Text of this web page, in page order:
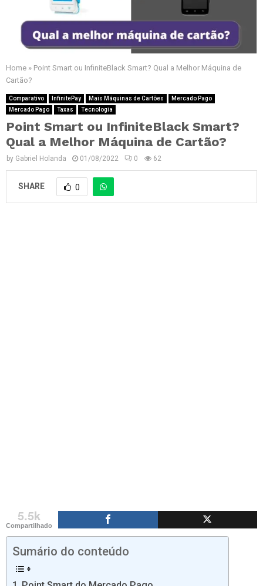
Home » Point Smart ou InfiniteBlack Smart? Qual a Melhor Máquina de
Cartão?
Comparativo InfinitePay Mais Máquinas de Cartões
Mercado Pago
Mercado Pago
Taxas Tecnologia
Point Smart ou InfiniteBlack Smart?
Qual a Melhor Máquina de Cartão?
by Gabriel Holanda 01/08/2022 0 62
SHARE 0
5.5k
Compartilhado
Sumário do conteúdo